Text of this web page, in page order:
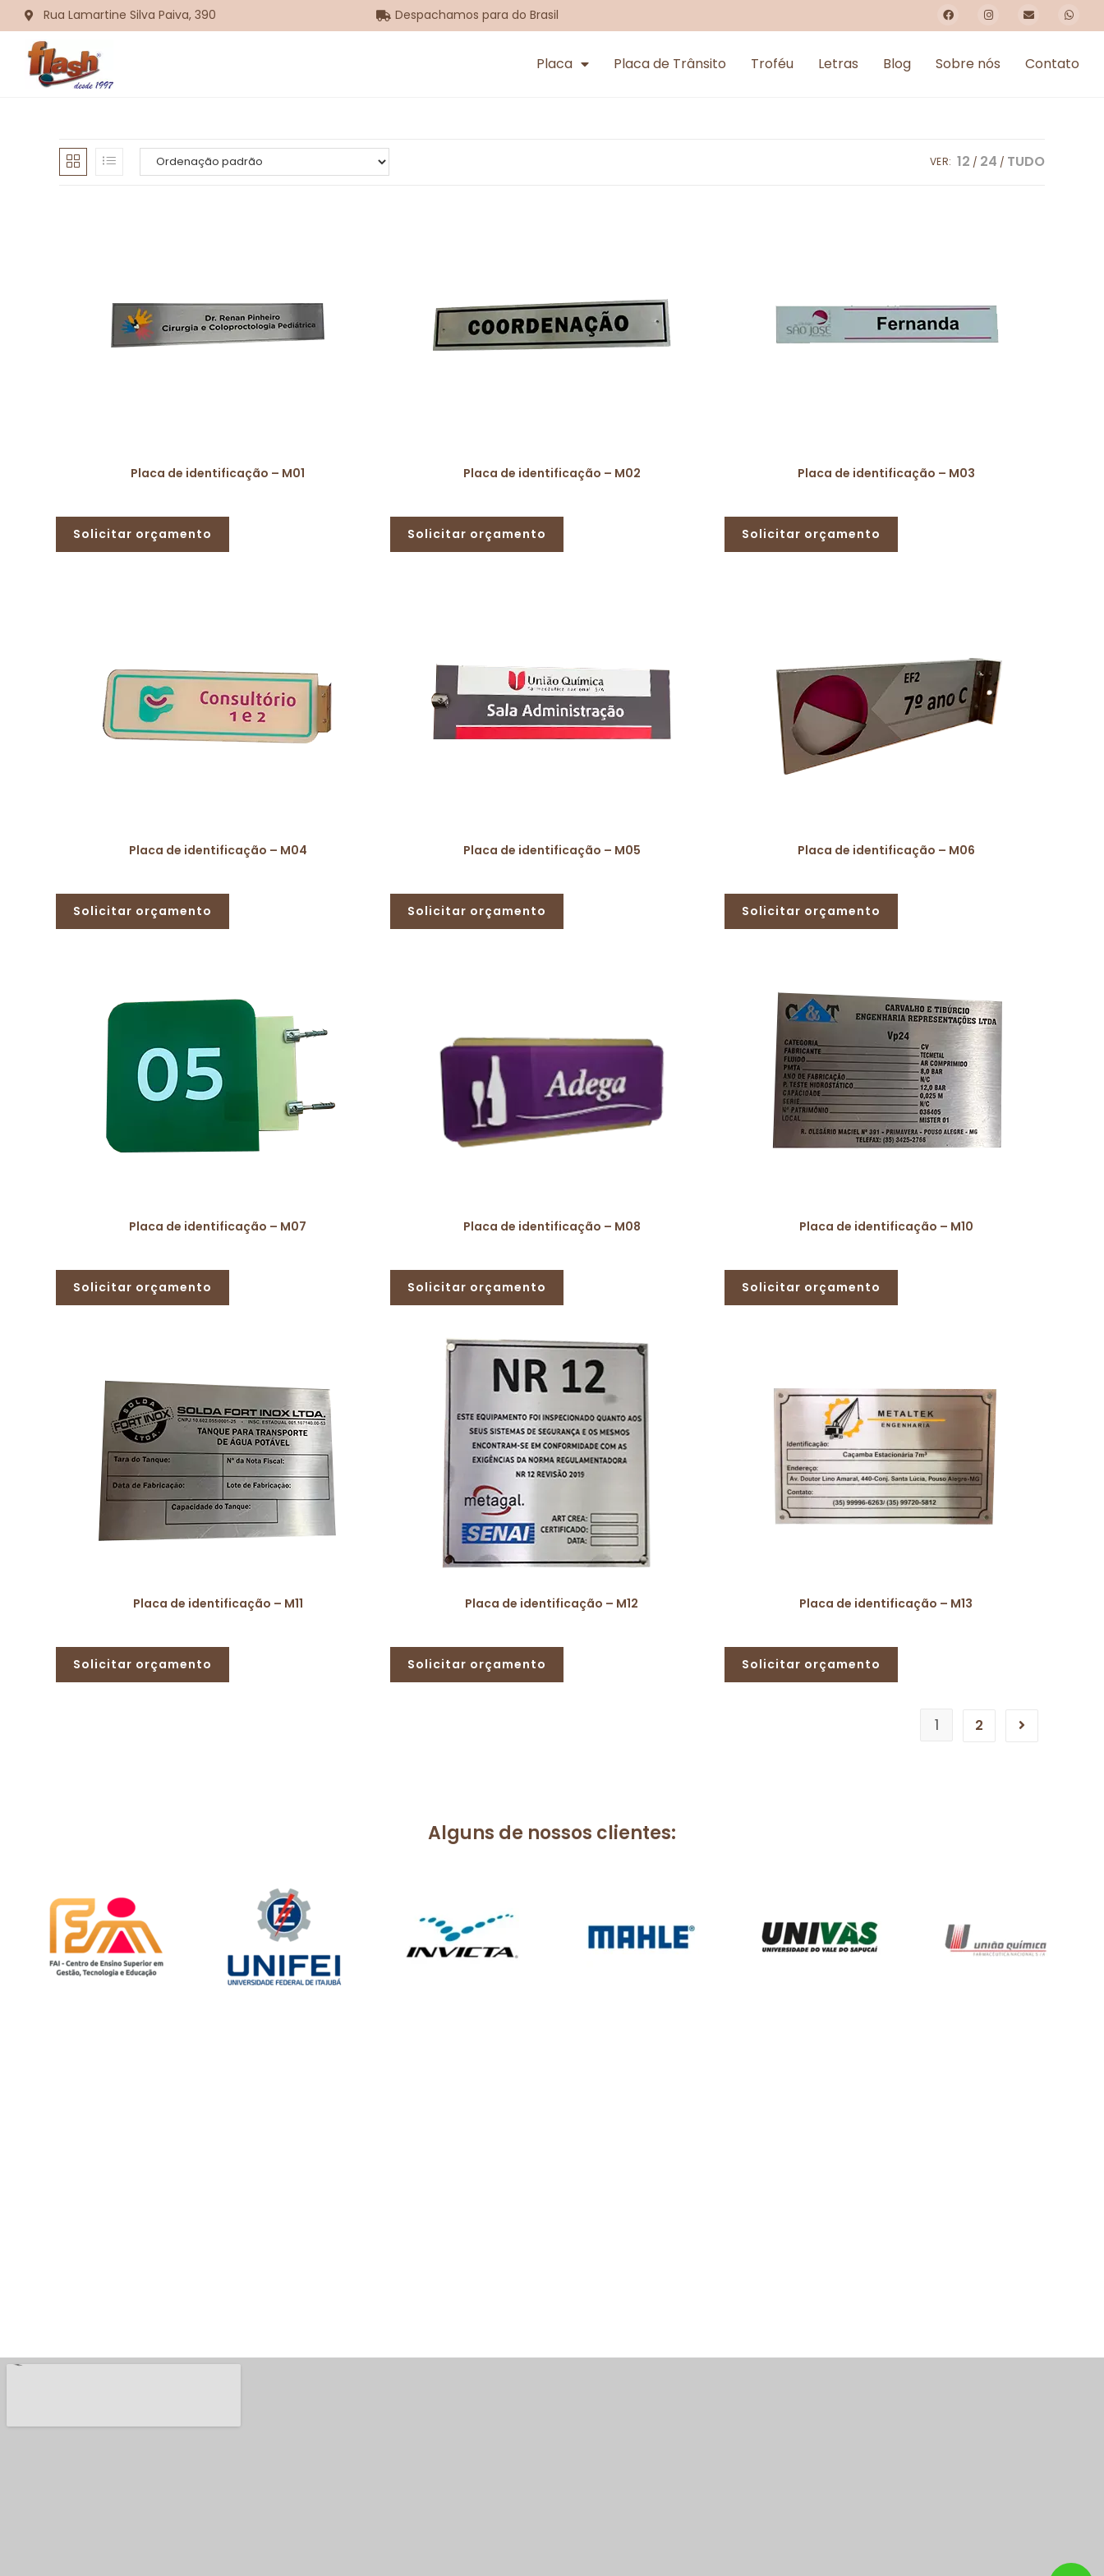
Rua Lamartine Silva Paiva, 390 Despachamos para do Brasil
Placa Placa de Trânsito Troféu Letras Blog Sobre nós Contato
VER: 12 24 TUDO
Placa de identificação – M01
Solicitar orçamento
Placa de identificação – M02
Solicitar orçamento
Placa de identificação – M03
Solicitar orçamento
Placa de identificação – M04
Solicitar orçamento
Placa de identificação – M05
Solicitar orçamento
Placa de identificação – M06
Solicitar orçamento
Placa de identificação – M07
Solicitar orçamento
Placa de identificação – M08
Solicitar orçamento
Placa de identificação – M10
Solicitar orçamento
Placa de identificação – M11
Solicitar orçamento
Placa de identificação – M12
Solicitar orçamento
Placa de identificação – M13
Solicitar orçamento
1 2
Alguns de nossos clientes: